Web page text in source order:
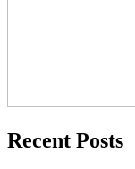
Recent Posts